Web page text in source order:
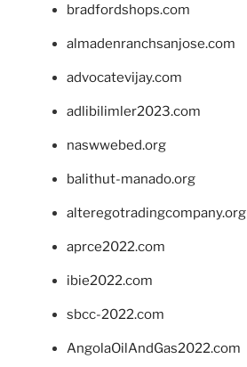
bradfordshops.com
almadenranchsanjose.com
advocatevijay.com
adlibilimler2023.com
naswwebed.org
balithut-manado.org
alteregotradingcompany.org
aprce2022.com
ibie2022.com
sbcc-2022.com
AngolaOilAndGas2022.com